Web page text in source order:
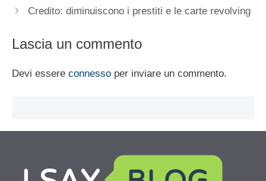
Credito: diminuiscono i prestiti e le carte revolving
Lascia un commento
Devi essere connesso per inviare un commento.